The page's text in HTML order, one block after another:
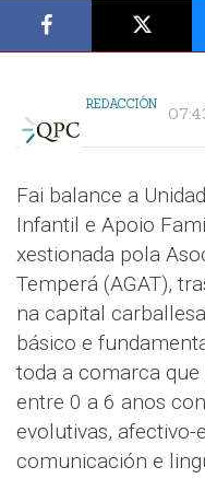
REDACCIÓN
Fai balance a
Infantil e Apoio
xestionada pola
Temperá (AGAT),
na capital
básico e
toda a comarca que
entre 0 a 6 anos
evolutivas, afectivo-
comunicación e